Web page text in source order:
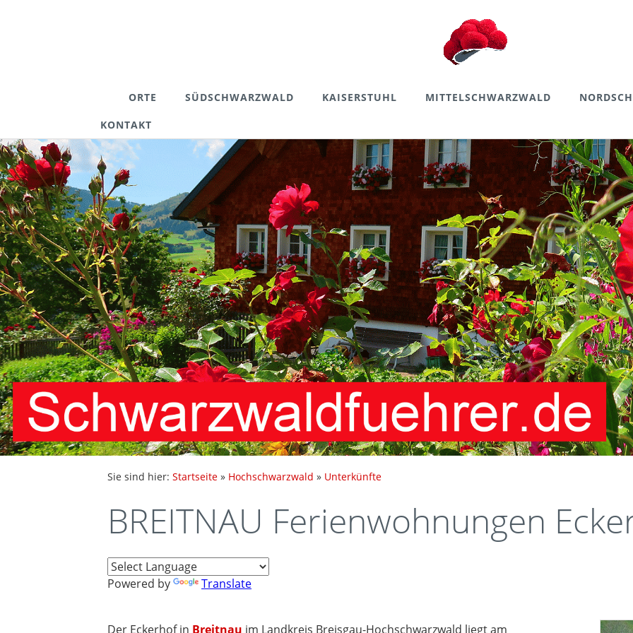
ORTE SÜDSCHWARZWALD KAISERSTUHL MITTELSCHWARZWALD
KONTAKT
Sie sind hier: Startseite » Hochschwarzwald » Unterkünfte
BREITNAU Ferienwohnungen
Powered by Translate
Der Eckerhof in Breitnau im Landkreis Breisgau-Hochschwarzwald liegt am